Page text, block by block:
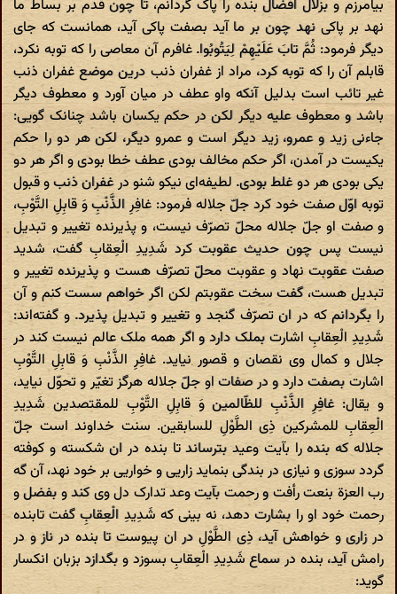
بیامرزم و بزلال افضال بنده را پاک گردانم، تا چون قدم بر بساط ما
نهد بر پاکی نهد چون بر ما آید بصفت پاکی آید، همانست که جای
دیگر فرمود: ثُمَّ تابَ عَلَیْهِمْ لِیَتُوبُوا. غافرم آن معاصی را که توبه نکرد،
قابلم آن را که توبه کرد، مراد از غفران ذنب درین موضع غفران ذنب
غیر تائب است بدلیل آنکه واو عطف در میان آورد و معطوف دیگر
باشد و معطوف علیه دیگر لکن در حکم یکسان باشد چنانک گویی:
جاءنی زید و عمرو، زید دیگر است و عمرو دیگر، لکن هر دو را حکم
یکیست در آمدن، اگر حکم مخالف بودی عطف خطا بودی و اگر هر دو
یکی بودی هر دو غلط بودی. لطیفه‌ای نیکو شنو در غفران ذنب و قبول
توبه اوّل صفت خود کرد جلّ جلاله فرمود: غافِرِ الذَّنْبِ وَ قابِلِ التَّوْبِ،
و صفت او جلّ جلاله محلّ تصرّف نیست، و پذیرنده تغییر و تبدیل
نیست پس چون حدیث عقوبت کرد شَدِیدِ الْعِقابِ گفت، شدید
صفت عقوبت نهاد و عقوبت محلّ تصرّف هست و پذیرنده تغییر و
تبدیل هست، گفت سخت عقوبتم لکن اگر خواهم سست کنم و آن
را بگردانم که در ان تصرّف گنجد و تغییر و تبدیل پذیرد. و گفته‌اند:
شَدِیدِ الْعِقابِ اشارت بملک دارد و اگر همه ملک عالم نیست کند در
جلال و کمال وی نقصان و قصور نیاید. غافِرِ الذَّنْبِ وَ قابِلِ التَّوْبِ
اشارت بصفت دارد و در صفات او جلّ جلاله هرگز تغیّر و تحوّل نیاید،
و یقال: غافِرِ الذَّنْبِ للظّالمین وَ قابِلِ التَّوْبِ للمقتصدین شَدِیدِ
الْعِقابِ للمشرکین ذِی الطَّوْلِ للسابقین. سنت خداوند است جلّ
جلاله که بنده را بآیت وعید بترساند تا بنده در ان شکسته و کوفته
گردد سوزی و نیازی در بندگی بنماید زاریی و خواریی بر خود نهد، آن گه
رب العزة بنعت رأفت و رحمت بآیت وعد تدارک دل وی کند و بفضل و
رحمت خود او را بشارت دهد، نه بینی که شَدِیدِ الْعِقابِ گفت تابنده
در زاری و خواهش آید، ذِی الطَّوْلِ در ان پیوست تا بنده در ناز و در
رامش آید، بنده در سماع شَدِیدِ الْعِقابِ بسوزد و بگدازد بزبان انکسار
گوید: